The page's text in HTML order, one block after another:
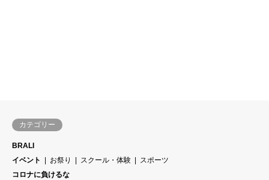
カテゴリー
BRALI
イベント
お祭り スクール・体験
スポーツ
コロナに負けるな